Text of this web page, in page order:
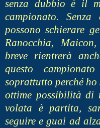
senza dubbio è il
campionato.
possono schierare
Ranocchia,
breve rientrerà
questo
soprattutto perché ho
ottime possibilità di
volata è partita,
seguire e guai ad